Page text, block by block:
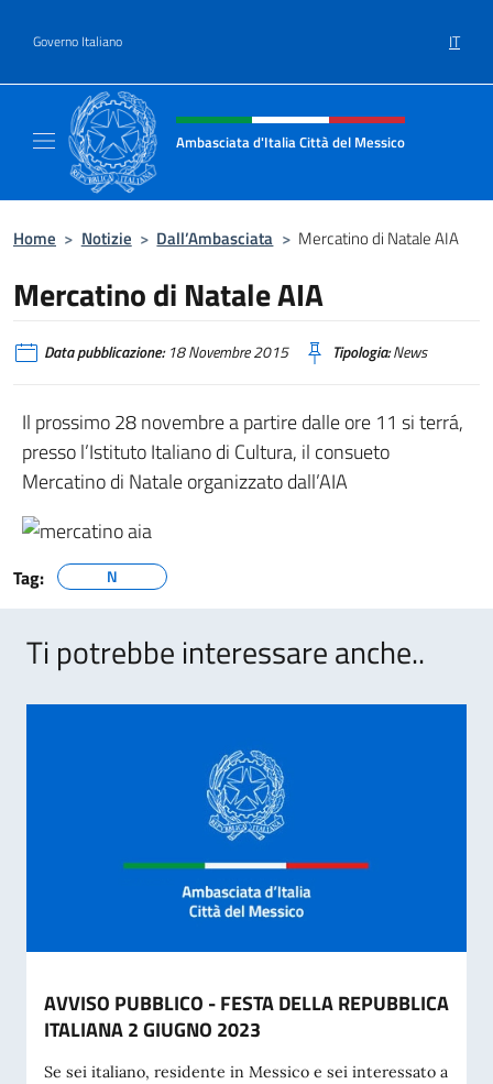
Governo Italiano IT
Intestazione sito, social e menù
Ambasciata d'Italia Città del Messico
Home > Notizie > Dall’Ambasciata > Mercatino di Natale AIA
Mercatino di Natale AIA
Data pubblicazione:18 Novembre 2015 Tipologia:News
Il prossimo 28 novembre a partire dalle ore 11 si terrá,
presso l’Istituto Italiano di Cultura, il consueto
Mercatino di Natale organizzato dall’AIA
Tag: N
Ti potrebbe interessare anche..
AVVISO PUBBLICO - FESTA DELLA REPUBBLICA
ITALIANA 2 GIUGNO 2023
Se sei italiano, residente in Messico e sei interessato a